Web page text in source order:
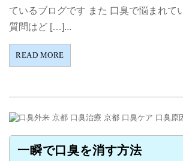
ているブログです また 口臭で悩まれて
質問はど […]...
READ MORE
一瞬で口臭を消す方法